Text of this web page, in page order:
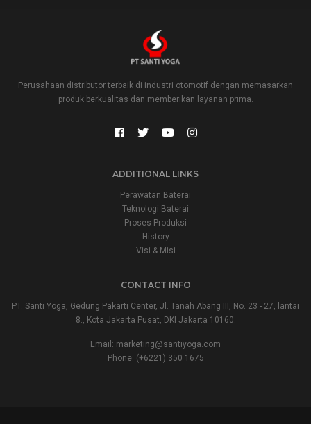
Perusahaan distributor terbaik di industri otomotif dengan memasarkan
produk berkualitas dan memberikan layanan prima.
ADDITIONAL LINKS
Perawatan Baterai
Teknologi Baterai
Proses Produksi
History
Visi & Misi
CONTACT INFO
PT. Santi Yoga, Gedung Pakarti Center, Jl. Tanah Abang III, No. 23 - 27, lantai
8., Kota Jakarta Pusat, DKI Jakarta 10160.
Email: marketing@santiyoga.com
Phone: (+6221) 350 1675